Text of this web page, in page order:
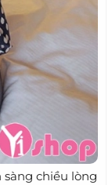
chiều lòng